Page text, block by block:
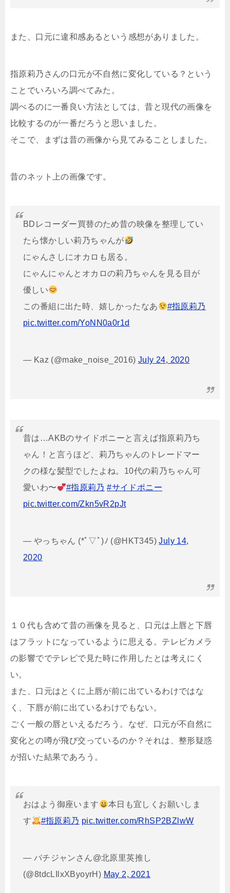
また、口元に違和感あるという感想がありました。
指原莉乃さんの口元が不自然に変化している？という
ことでいろいろ調べてみた。
調べるのに一番良い方法としては、昔と現代の画像を
比較するのが一番だろうと思いました。
そこで、まずは昔の画像から見てみることしました。
昔のネット上の画像です。
BDレコーダー買替のため昔の映像を整理してい
たら懐かしい莉乃ちゃんが
にゃんさしにオカロも居る。
にゃんにゃんとオカロの莉乃ちゃんを見る目が
優しい
この番組に出た時、嬉しかったなあ
#指原莉乃
pic.twitter.com/YoNN0a0r1d
— Kaz (@make_noise_2016) July 24, 2020
昔は…AKBのサイドポニーと言えば指原莉乃ち
ゃん！と言うほど、莉乃ちゃんのトレードマー
クの様な髪型でしたよね。10代の莉乃ちゃん可
愛いわ〜
#指原莉乃 #サイドポニー
pic.twitter.com/Zkn5vR2pJt
— やっちゃん (*ﾟ▽ﾟ)ﾉ (@HKT345)July 14,
2020
１０代も含めて昔の画像を見ると、口元は上唇と下唇
はフラットになっているように思える。テレビカメラ
の影響ででテレビで見た時に作用したとは考えにく
い。
また、口元はとくに上唇が前に出ているわけではな
く、下唇が前に出ているわけでもない。
ごく一般の唇といえるだろう。なぜ、口元が不自然に
変化との噂が飛び交っているのか？それは、整形疑惑
が招いた結果であろう。
おはよう御座います
本日も宜しくお願いしま
す
#指原莉乃 pic.twitter.com/RhSP2BZlwW
— パチジャンさん@北原里英推し
(@8tdcLIlxXByoyrH) May 2, 2021